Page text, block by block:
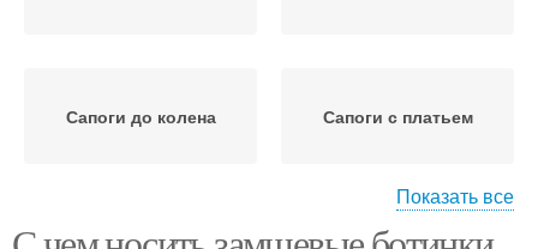
Сапоги до колена Сапоги с платьем
Платье с замшевыми
Показать все